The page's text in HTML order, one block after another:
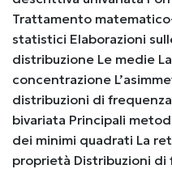
Trattamento
statistici Elaborazioni
distribuzione Le medie
concentrazione
distribuzioni di
bivariata Principali
dei minimi quadrati La
proprietà Distribuzioni di